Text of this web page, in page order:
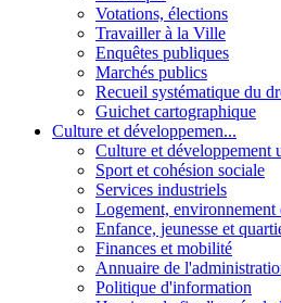
Votations, élections
Travailler à la Ville
Enquêtes publiques
Marchés publics
Recueil systématique du
Guichet cartographique
Culture et développemen...
Culture et développement
Sport et cohésion sociale
Services industriels
Logement, environnement
Enfance, jeunesse et
Finances et mobilité
Annuaire de
Politique d'information